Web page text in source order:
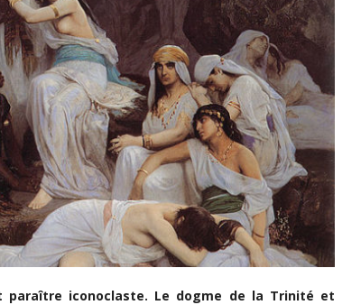
iconoclaste. Le dogme de la Trinité et